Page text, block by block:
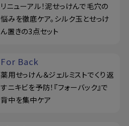
リニューアル！泥せっけんで毛穴の
悩みを徹底ケア。シルク玉とせっけ
ん置きの3点セット
For Back
薬用せっけん＆ジェルミストでくり返
すニキビを予防！『フォーバック』で
背中を集中ケア